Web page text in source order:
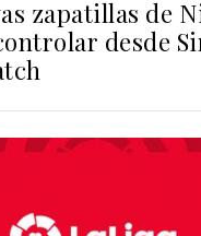
zapatillas de
desde